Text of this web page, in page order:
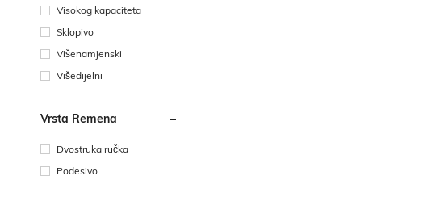
Visokog kapaciteta
Sklopivo
Višenamjenski
Višedijelni
Vrsta Remena
Dvostruka ručka
Podesivo